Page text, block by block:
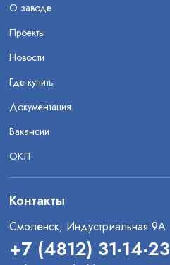
О заводе
Проекты
Новости
Где купить
Документация
Вакансии
ОКЛ
Контакты
Смоленск, Индустриальная 9А
+7 (4812) 31-14-23